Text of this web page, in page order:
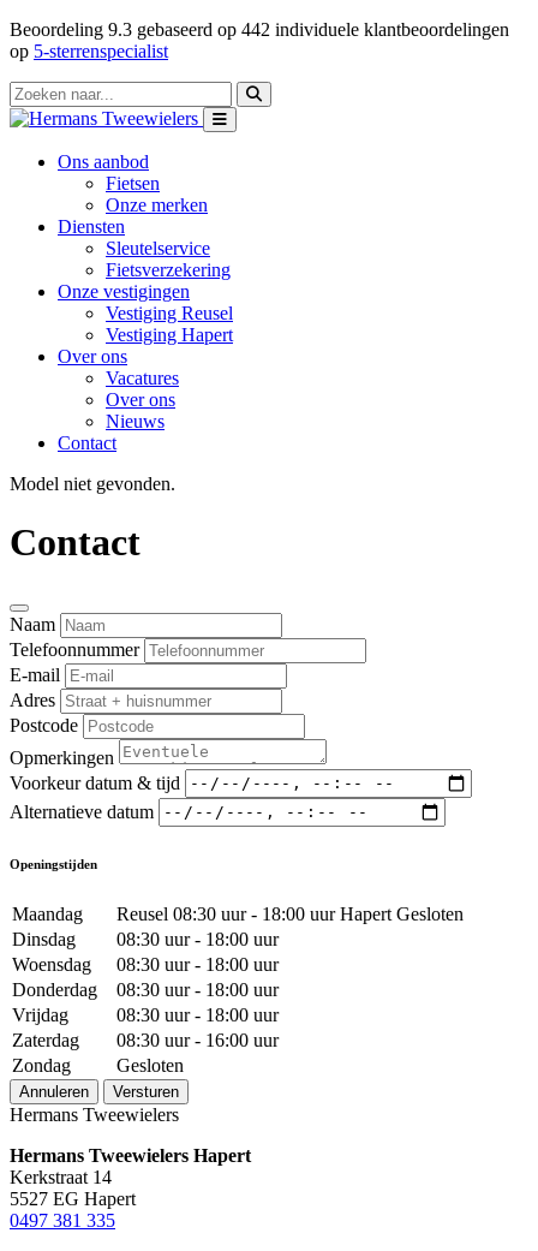
Beoordeling 9.3 gebaseerd op 442 individuele klantbeoordelingen
op 5-sterrenspecialist
Ons aanbod
Fietsen
Onze merken
Diensten
Sleutelservice
Fietsverzekering
Onze vestigingen
Vestiging Reusel
Vestiging Hapert
Over ons
Vacatures
Over ons
Nieuws
Contact
Model niet gevonden.
Contact
Naam
Telefoonnummer
E-mail
Adres
Postcode
Opmerkingen
Voorkeur datum & tijd
Alternatieve datum
Openingstijden
Maandag
Reusel 08:30 uur - 18:00 uur Hapert Gesloten
Dinsdag
08:30 uur - 18:00 uur
Woensdag
08:30 uur - 18:00 uur
Donderdag
08:30 uur - 18:00 uur
Vrijdag
08:30 uur - 18:00 uur
Zaterdag
08:30 uur - 16:00 uur
Zondag
Gesloten
Annuleren Versturen
Hermans Tweewielers
Hermans Tweewielers Hapert
Kerkstraat 14
5527 EG Hapert
0497 381 335